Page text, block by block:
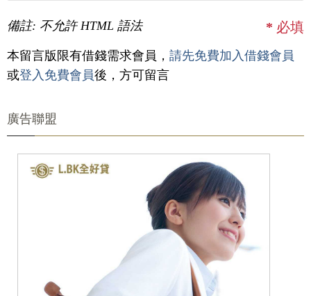
備註: 不允許 HTML 語法 * 必填
本留言版限有借錢需求會員， 請先免費加入借錢會員
或登入免費會員後，方可留言
廣告聯盟